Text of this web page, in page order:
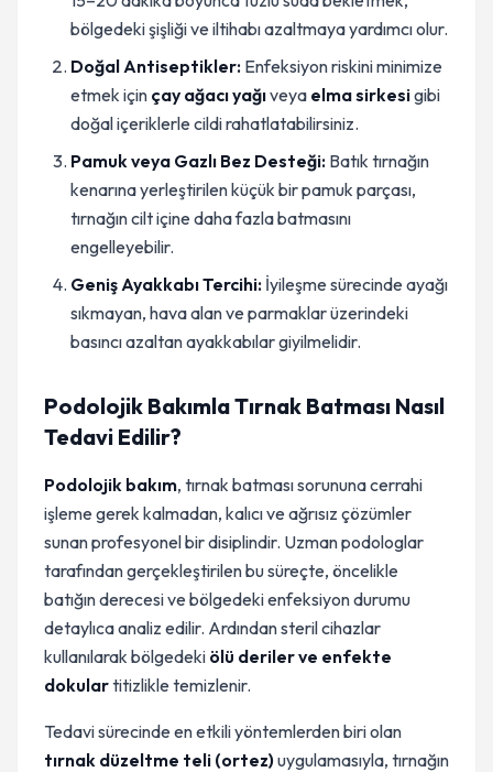
bölgedeki şişliği ve iltihabı azaltmaya yardımcı olur.
Doğal Antiseptikler: Enfeksiyon riskini minimize
etmek için çay ağacı yağıveya elma sirkesigibi
doğal içeriklerle cildi rahatlatabilirsiniz.
Pamuk veya Gazlı Bez Desteği: Batık tırnağın
kenarına yerleştirilen küçük bir pamuk parçası,
tırnağın cilt içine daha fazla batmasını
engelleyebilir.
Geniş Ayakkabı Tercihi: İyileşme sürecinde ayağı
sıkmayan, hava alan ve parmaklar üzerindeki
basıncı azaltan ayakkabılar giyilmelidir.
Podolojik Bakımla Tırnak Batması Nasıl
Tedavi Edilir?
Podolojik bakım, tırnak batması sorununa cerrahi
işleme gerek kalmadan, kalıcı ve ağrısız çözümler
sunan profesyonel bir disiplindir. Uzman podologlar
tarafından gerçekleştirilen bu süreçte, öncelikle
batığın derecesi ve bölgedeki enfeksiyon durumu
detaylıca analiz edilir. Ardından steril cihazlar
kullanılarak bölgedeki ölü deriler ve enfekte
dokulartitizlikle temizlenir.
Tedavi sürecinde en etkili yöntemlerden biri olan
tırnak düzeltme teli (ortez)uygulamasıyla, tırnağın